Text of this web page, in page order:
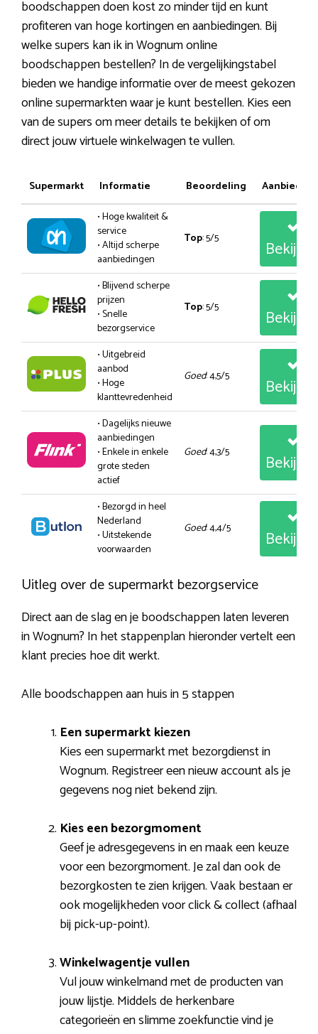
boodschappen doen kost zo minder tijd en kunt
profiteren van hoge kortingen en aanbiedingen. Bij
welke supers kan ik in Wognum online
boodschappen bestellen? In de vergelijkingstabel
bieden we handige informatie over de meest gekozen
online supermarkten waar je kunt bestellen. Kies een
van de supers om meer details te bekijken of om
direct jouw virtuele winkelwagen te vullen.
Supermarkt Informatie Beoordeling
• Hoge kwaliteit &
service
• Altijd scherpe
aanbiedingen
Top: 5/5
• Blijvend scherpe
prijzen
• Snelle
bezorgservice
Top: 5/5
• Uitgebreid
aanbod
• Hoge
klanttevredenheid
Goed: 4,5/5
• Dagelijks nieuwe
aanbiedingen
• Enkele in enkele
grote steden
actief
Goed: 4,3/5
• Bezorgd in heel
Nederland
• Uitstekende
voorwaarden
Goed: 4,4/5
Uitleg over de supermarkt bezorgservice
Direct aan de slag en je boodschappen laten leveren
in Wognum? In het stappenplan hieronder vertelt een
klant precies hoe dit werkt.
Alle boodschappen aan huis in 5 stappen
Een supermarkt kiezen
Kies een supermarkt met bezorgdienst in
Wognum. Registreer een nieuw account als je
gegevens nog niet bekend zijn.
Kies een bezorgmoment
Geef je adresgegevens in en maak een keuze
voor een bezorgmoment. Je zal dan ook de
bezorgkosten te zien krijgen. Vaak bestaan er
ook mogelijkheden voor click & collect (afhaal
bij pick-up-point).
Winkelwagentje vullen
Vul jouw winkelmand met de producten van
jouw lijstje. Middels de herkenbare
categorieën en slimme zoekfunctie vind je